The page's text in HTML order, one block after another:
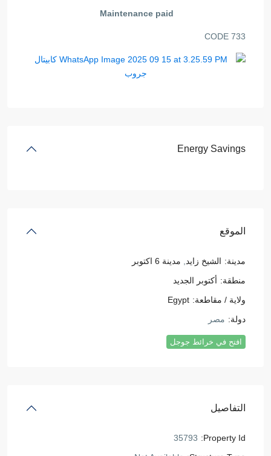
Maintenance paid
CODE 733
Energy Savings
الموقع
مدينة: الشيخ زايد
مدينة 6 اكتوبر
منطقة: أكتوبر الجديد
ولاية / مقاطعة: Egypt
دولة: مصر
افتح في خرائط جوجل
التفاصيل
Property Id:
35793